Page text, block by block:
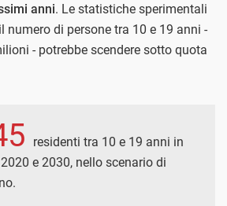
anni. Le statistiche sperimentali
numero di persone tra 10 e 19 anni -
- potrebbe scendere sotto quota
residenti tra 10 e 19 anni in
e 2030, nello scenario di